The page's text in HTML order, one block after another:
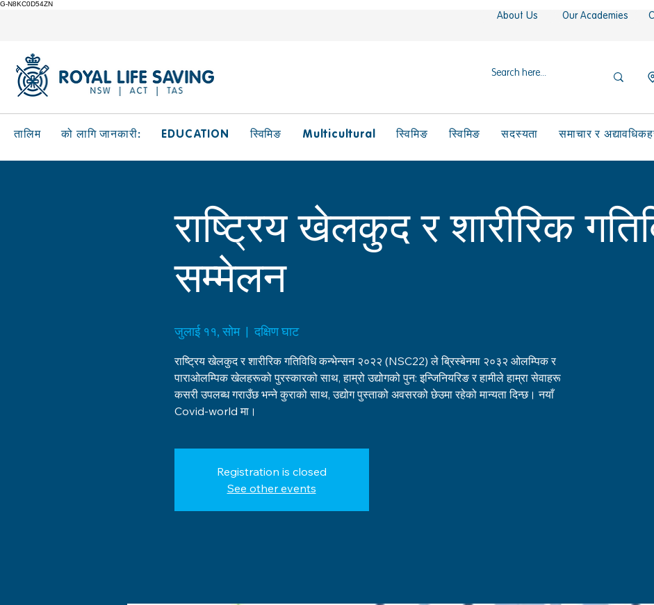
G-N8KC0D54ZN
About Us Our Academies
तालिम को लागि जानकारी: EDUCATION स्विमिङ Multicultural स्विमिङ स्विमिङ सदस्यता समाचार र
राष्ट्रिय खेलकुद र शारीरिक
सम्मेलन
जुलाई ११, सोम
  |
दक्षिण घाट
राष्ट्रिय खेलकुद र शारीरिक गतिविधि कन्भेन्सन २०२२ (NSC22) ले ब्रिस्बेनमा २०३२ ओलम्पिक र
पाराओलम्पिक खेलहरूको पुरस्कारको साथ, हाम्रो उद्योगको पुन: इन्जिनियरिङ र हामीले हाम्रा सेवाहरू
कसरी उपलब्ध गराउँछ भन्ने कुराको साथ, उद्योग पुस्ताको अवसरको छेउमा रहेको मान्यता दिन्छ। नयाँ
Covid-world मा।
Registration is closed
See other events